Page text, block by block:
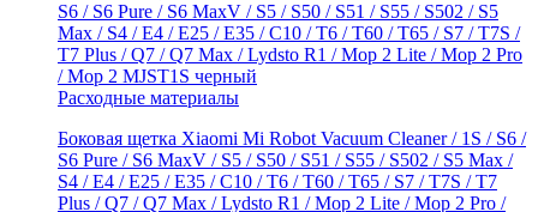
Расходные материалы
Боковая щетка Xiaomi Mi Robot Vacuum Cleaner / 1S / S6 /
S6 Pure / S6 MaxV / S5 / S50 / S51 / S55 / S502 / S5 Max /
S4 / E4 / E25 / E35 / C10 / T6 / T60 / T65 / S7 / T7S / T7
Plus / Q7 / Q7 Max / Lydsto R1 / Mop 2 Lite / Mop 2 Pro /